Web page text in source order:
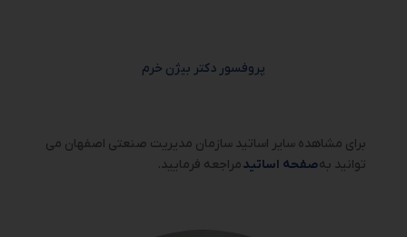
پروفسور دکتر بیژن خرم
برای مشاهده سایر اساتید سازمان مدیریت صنعتی اصفهان می
توانید بهصفحه اساتیدمراجعه فرمایید.